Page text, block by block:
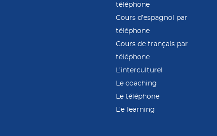
téléphone
Cours d’espagnol par
téléphone
Cours de français par
téléphone
L’interculturel
Le coaching
Le téléphone
L’e-learning